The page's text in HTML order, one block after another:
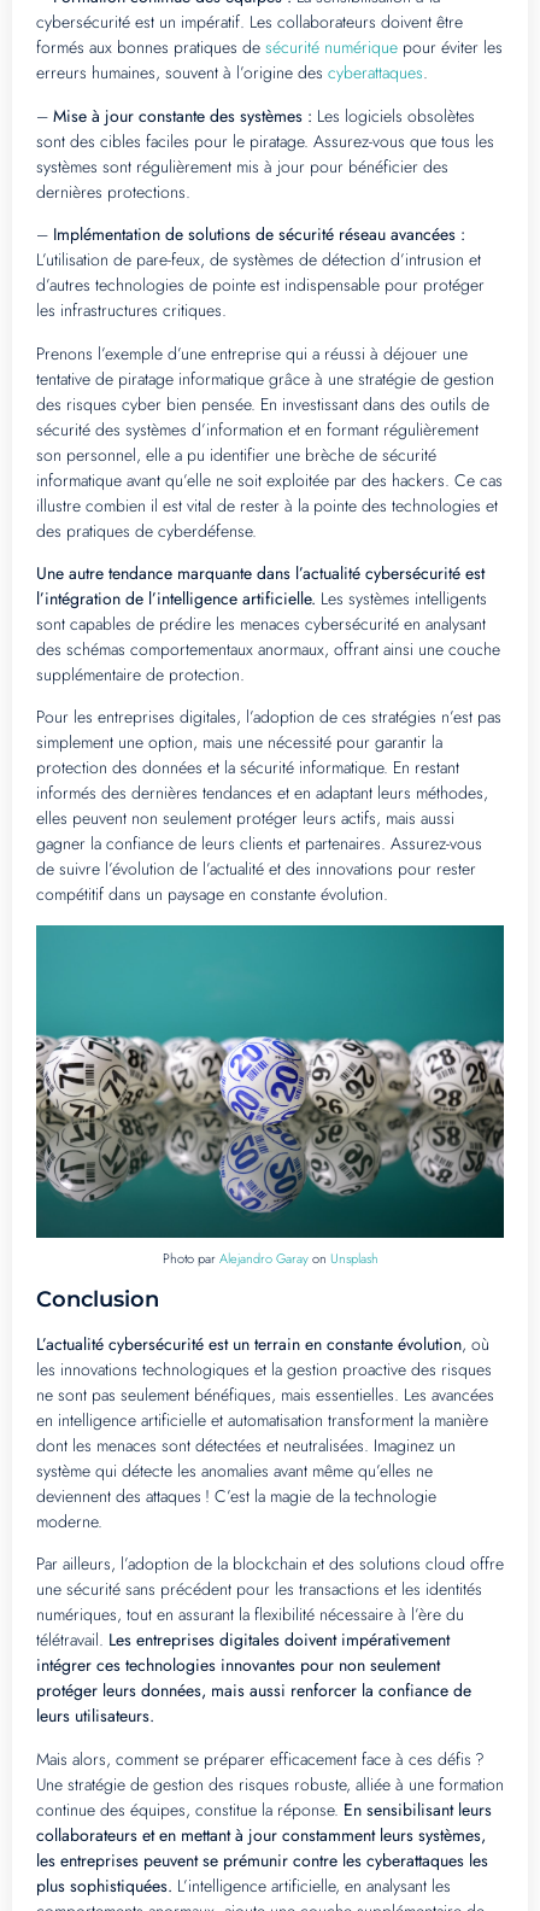
cybersécurité est un impératif. Les collaborateurs doivent être
formés aux bonnes pratiques de sécurité numérique pour éviter les
erreurs humaines, souvent à l’origine des cyberattaques.
– Mise à jour constante des systèmes : Les logiciels obsolètes
sont des cibles faciles pour le piratage. Assurez-vous que tous les
systèmes sont régulièrement mis à jour pour bénéficier des
dernières protections.
– Implémentation de solutions de sécurité réseau avancées :
L’utilisation de pare-feux, de systèmes de détection d’intrusion et
d’autres technologies de pointe est indispensable pour protéger
les infrastructures critiques.
Prenons l’exemple d’une entreprise qui a réussi à déjouer une
tentative de piratage informatique grâce à une stratégie de gestion
des risques cyber bien pensée. En investissant dans des outils de
sécurité des systèmes d’information et en formant régulièrement
son personnel, elle a pu identifier une brèche de sécurité
informatique avant qu’elle ne soit exploitée par des hackers. Ce cas
illustre combien il est vital de rester à la pointe des technologies et
des pratiques de cyberdéfense.
Une autre tendance marquante dans l’actualité cybersécurité est
l’intégration de l’intelligence artificielle. Les systèmes intelligents
sont capables de prédire les menaces cybersécurité en analysant
des schémas comportementaux anormaux, offrant ainsi une couche
supplémentaire de protection.
Pour les entreprises digitales, l’adoption de ces stratégies n’est pas
simplement une option, mais une nécessité pour garantir la
protection des données et la sécurité informatique. En restant
informés des dernières tendances et en adaptant leurs méthodes,
elles peuvent non seulement protéger leurs actifs, mais aussi
gagner la confiance de leurs clients et partenaires. Assurez-vous
de suivre l’évolution de l’actualité et des innovations pour rester
compétitif dans un paysage en constante évolution.
Photo parAlejandro Garayon Unsplash
Conclusion
L’actualité cybersécurité est un terrain en constante évolution, où
les innovations technologiques et la gestion proactive des risques
ne sont pas seulement bénéfiques, mais essentielles. Les avancées
en intelligence artificielle et automatisation transforment la manière
dont les menaces sont détectées et neutralisées. Imaginez un
système qui détecte les anomalies avant même qu’elles ne
deviennent des attaques ! C’est la magie de la technologie
moderne.
Par ailleurs, l’adoption de la blockchain et des solutions cloud offre
une sécurité sans précédent pour les transactions et les identités
numériques, tout en assurant la flexibilité nécessaire à l’ère du
télétravail. Les entreprises digitales doivent impérativement
intégrer ces technologies innovantes pour non seulement
protéger leurs données, mais aussi renforcer la confiance de
leurs utilisateurs.
Mais alors, comment se préparer efficacement face à ces défis ?
Une stratégie de gestion des risques robuste, alliée à une formation
continue des équipes, constitue la réponse. En sensibilisant leurs
collaborateurs et en mettant à jour constamment leurs systèmes,
les entreprises peuvent se prémunir contre les cyberattaques les
plus sophistiquées. L’intelligence artificielle, en analysant les